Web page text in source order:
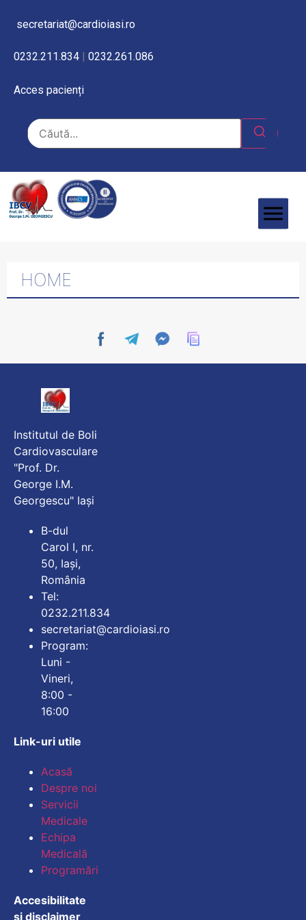
secretariat@cardioiasi.ro
0232.211.834 0232.261.086
Acces pacienți
HOME
Institutul de Boli
Cardiovasculare
"Prof. Dr.
George I.M.
Georgescu" Iași
B-dul
Carol I, nr.
50, Iași,
România
Tel:
0232.211.834
secretariat@cardioiasi.ro
Program:
Luni -
Vineri,
8:00 -
16:00
Link-uri utile
Acasă
Despre noi
Servicii
Medicale
Echipa
Medicală
Programări
Accesibilitate
si disclaimer